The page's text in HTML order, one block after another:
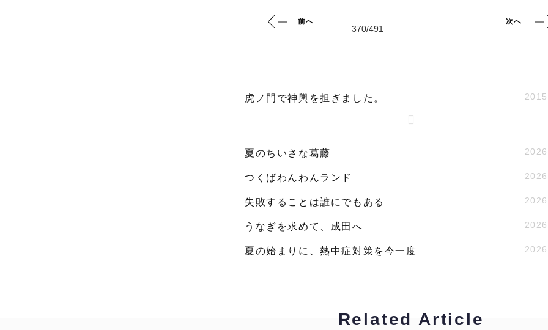
前へ 次へ
虎ノ門で神輿を担ぎました。
夏のちいさな葛藤
つくばわんわんランド
失敗することは誰にでもある
うなぎを求めて、成田へ
夏の始まりに、熱中症対策を今一度
Related Article